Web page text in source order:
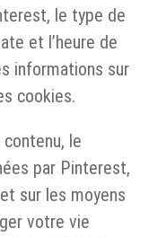
le type de
et l’heure de
informations sur
cookies.
le
par Pinterest,
sur les moyens
votre vie